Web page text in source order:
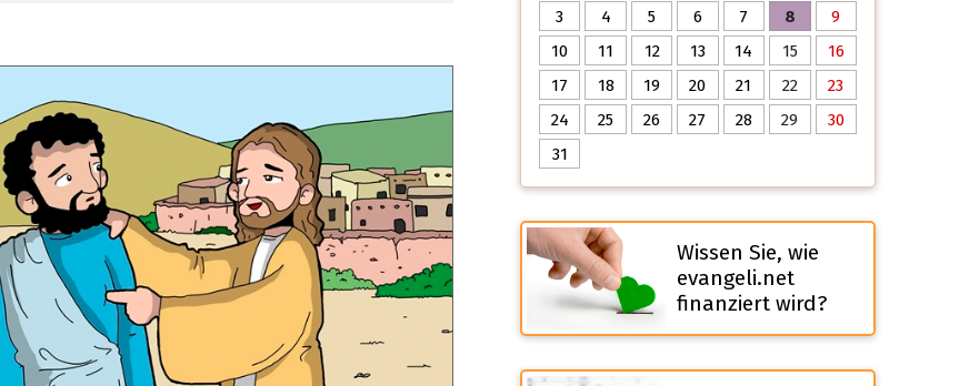
3
4 5 6 7 8
9
10
11 12 13 14 15
16
17
18 19 20 21 22
23
24
25 26 27 28 29
30
31
Wissen Sie, wie
evangeli.net
finanziert wird?